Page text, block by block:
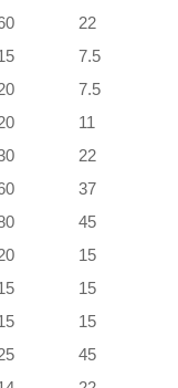
22
7.5
7.5
11
22
37
45
15
15
15
45